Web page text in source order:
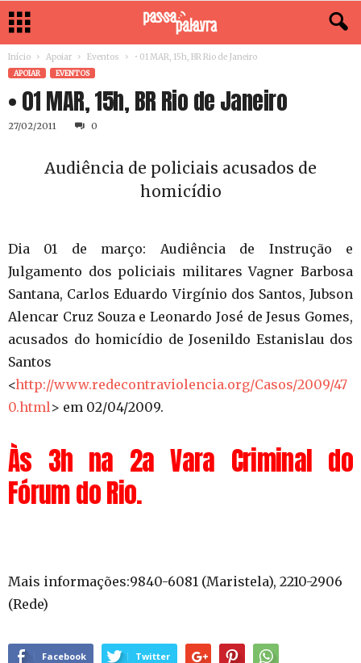
Início Apoiar Eventos • 01 MAR, 15h, BR Rio de Janeiro
APOIAR EVENTOS
• 01 MAR, 15h, BR Rio de Janeiro
27/02/2011 0
Audiência de policiais acusados de
homicídio
Dia 01 de março: Audiência de Instrução e
Julgamento dos policiais militares Vagner Barbosa
Santana, Carlos Eduardo Virgínio dos Santos, Jubson
Alencar Cruz Souza e Leonardo José de Jesus Gomes,
acusados do homicídio de Josenildo Estanislau dos
Santos
<http://www.redecontraviolencia.org/Casos/2009/47
0.html> em 02/04/2009.
Às 3h na 2a Vara Criminal do
Fórum do Rio.
Mais informações:9840-6081 (Maristela), 2210-2906
(Rede)
Facebook Twitter